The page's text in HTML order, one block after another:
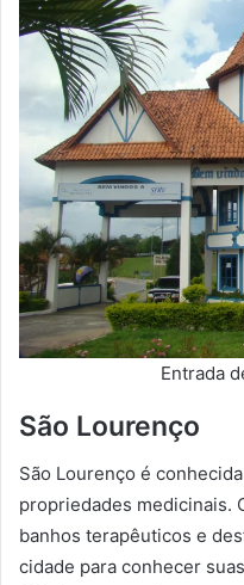
Entrada
São Lourenço
São Lourenço é
propriedades medicinais.
banhos terapêuticos e
cidade para conhecer